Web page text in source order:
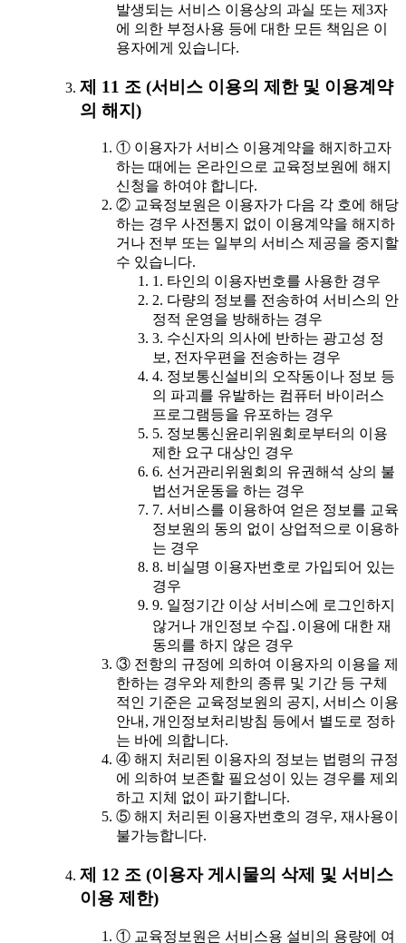
발생되는 서비스 이용상의 과실 또는 제3자
에 의한 부정사용 등에 대한 모든 책임은 이
용자에게 있습니다.
제 11 조 (서비스 이용의 제한 및 이용계약
의 해지)
① 이용자가 서비스 이용계약을 해지하고자
하는 때에는 온라인으로 교육정보원에 해지
신청을 하여야 합니다.
② 교육정보원은 이용자가 다음 각 호에 해당
하는 경우 사전통지 없이 이용계약을 해지하
거나 전부 또는 일부의 서비스 제공을 중지할
수 있습니다.
1. 타인의 이용자번호를 사용한 경우
2. 다량의 정보를 전송하여 서비스의 안
정적 운영을 방해하는 경우
3. 수신자의 의사에 반하는 광고성 정
보, 전자우편을 전송하는 경우
4. 정보통신설비의 오작동이나 정보 등
의 파괴를 유발하는 컴퓨터 바이러스
프로그램등을 유포하는 경우
5. 정보통신윤리위원회로부터의 이용
제한 요구 대상인 경우
6. 선거관리위원회의 유권해석 상의 불
법선거운동을 하는 경우
7. 서비스를 이용하여 얻은 정보를 교육
정보원의 동의 없이 상업적으로 이용하
는 경우
8. 비실명 이용자번호로 가입되어 있는
경우
9. 일정기간 이상 서비스에 로그인하지
않거나 개인정보 수집․이용에 대한 재
동의를 하지 않은 경우
③ 전항의 규정에 의하여 이용자의 이용을 제
한하는 경우와 제한의 종류 및 기간 등 구체
적인 기준은 교육정보원의 공지, 서비스 이용
안내, 개인정보처리방침 등에서 별도로 정하
는 바에 의합니다.
④ 해지 처리된 이용자의 정보는 법령의 규정
에 의하여 보존할 필요성이 있는 경우를 제외
하고 지체 없이 파기합니다.
⑤ 해지 처리된 이용자번호의 경우, 재사용이
불가능합니다.
제 12 조 (이용자 게시물의 삭제 및 서비스
이용 제한)
① 교육정보원은 서비스용 설비의 용량에 여